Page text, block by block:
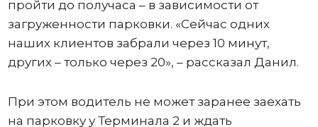
пройти до получаса – в зависимости от
загруженности парковки. «Сейчас одних
наших клиентов забрали через 10 минут,
других – только через 20», – рассказал Данил.
При этом водитель не может заранее заехать
на парковку у Терминала 2 и ждать